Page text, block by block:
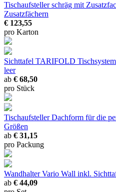
Tischaufsteller schräg mit
Zusatzfächern
€ 123,55
pro Karton
Sichttafel TARIFOLD Tischsystem
leer
ab € 68,50
pro Stück
Tischaufsteller Dachform für die
Größen
ab € 31,15
pro Packung
Wandhalter Vario Wall inkl.
ab € 44,09